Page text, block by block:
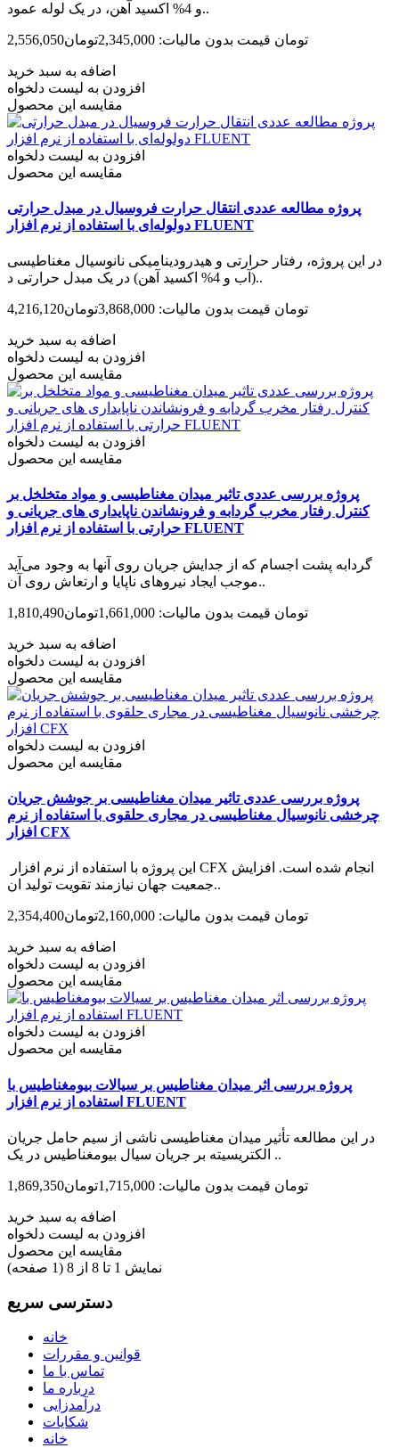
و 4% اکسید آهن، در یک لوله عمود..
2,556,050تومان قیمت بدون مالیات: 2,345,000تومان
اضافه به سبد خرید
افزودن به لیست دلخواه
مقایسه این محصول
افزودن به لیست دلخواه
مقایسه این محصول
پروژه مطالعه عددی انتقال حرارت فروسیال در مبدل حرارتی
دولوله‌ای با استفاده از نرم افزار FLUENT
در این پروژه، رفتار حرارتی و هیدرودینامیکی نانوسیال مغناطیسی
(آب و 4% اکسید آهن) در یک مبدل حرارتی د..
4,216,120تومان قیمت بدون مالیات: 3,868,000تومان
اضافه به سبد خرید
افزودن به لیست دلخواه
مقایسه این محصول
افزودن به لیست دلخواه
مقایسه این محصول
پروژه بررسی عددی تاثیر میدان مغناطیسی و مواد متخلخل بر
کنترل رفتار مخرب گردابه و فرونشاندن ناپایداری های جریانی و
حرارتی با استفاده از نرم افزار FLUENT
گردابه پشت اجسام که از جدایش جریان روی آنها به وجود می‌آید
موجب ایجاد نیروهای ناپایا و ارتعاش روی آن..
1,810,490تومان قیمت بدون مالیات: 1,661,000تومان
اضافه به سبد خرید
افزودن به لیست دلخواه
مقایسه این محصول
افزودن به لیست دلخواه
مقایسه این محصول
پروژه بررسی عددی تاثیر میدان مغناطیسی بر جوشش جریان
چرخشی نانوسیال مغناطیسی در مجاری حلقوی با استفاده از نرم
افزار CFX
جمعیت جهان نیازمند تقویت تولید ان..
2,354,400تومان قیمت بدون مالیات: 2,160,000تومان
اضافه به سبد خرید
افزودن به لیست دلخواه
مقایسه این محصول
افزودن به لیست دلخواه
مقایسه این محصول
پروژه بررسی اثر میدان مغناطیس بر سیالات بیومغناطیس با
استفاده از نرم افزار FLUENT
در این مطالعه تأثیر میدان مغناطیسی ناشی از سیم حامل جریان
الکتریسیته بر جریان سیال بیومغناطیس در یک ..
1,869,350تومان قیمت بدون مالیات: 1,715,000تومان
اضافه به سبد خرید
افزودن به لیست دلخواه
مقایسه این محصول
نمایش 1 تا 8 از 8 (1 صفحه)
دسترسی سریع
خانه
قوانین و مقررات
تماس با ما
درباره ما
درآمدزایی
شکایات
خانه